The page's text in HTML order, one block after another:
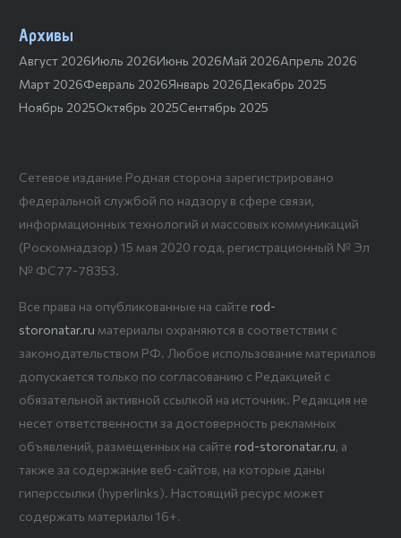
Архивы
Август 2026Июль 2026Июнь 2026Май 2026Апрель 2026
Март 2026Февраль 2026Январь 2026Декабрь 2025
Ноябрь 2025Октябрь 2025Сентябрь 2025
Сетевое издание Родная сторона зарегистрировано
федеральной службой по надзору в сфере связи,
информационных технологий и массовых коммуникаций
(Роскомнадзор) 15 мая 2020 года, регистрационный № Эл
№ ФС77-78353.
Все права на опубликованные на сайте rod-
storonatar.ru материалы охраняются в соответствии с
законодательством РФ. Любое использование материалов
допускается только по согласованию с Редакцией с
обязательной активной ссылкой на источник. Редакция не
несет ответственности за достоверность рекламных
объявлений, размещенных на сайте rod-storonatar.ru, а
также за содержание веб-сайтов, на которые даны
гиперссылки (hyperlinks). Настоящий ресурс может
содержать материалы 16+.